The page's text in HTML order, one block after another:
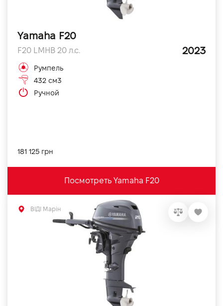
Yamaha F20
F20 LMHB 20 л.с. 2023
Румпель
432 см3
Ручной
181 125 грн
Посмотреть Yamaha F20
ВІДІ Марін